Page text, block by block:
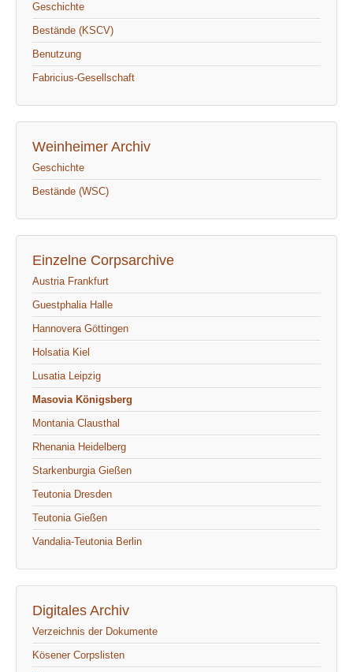
Geschichte
Bestände (KSCV)
Benutzung
Fabricius-Gesellschaft
Weinheimer Archiv
Geschichte
Bestände (WSC)
Einzelne Corpsarchive
Austria Frankfurt
Guestphalia Halle
Hannovera Göttingen
Holsatia Kiel
Lusatia Leipzig
Masovia Königsberg
Montania Clausthal
Rhenania Heidelberg
Starkenburgia Gießen
Teutonia Dresden
Teutonia Gießen
Vandalia-Teutonia Berlin
Digitales Archiv
Verzeichnis der Dokumente
Kösener Corpslisten